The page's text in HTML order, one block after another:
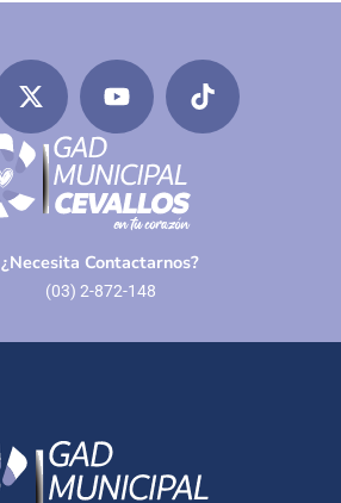
¿Necesita Contactarnos?
(03) 2-872-148